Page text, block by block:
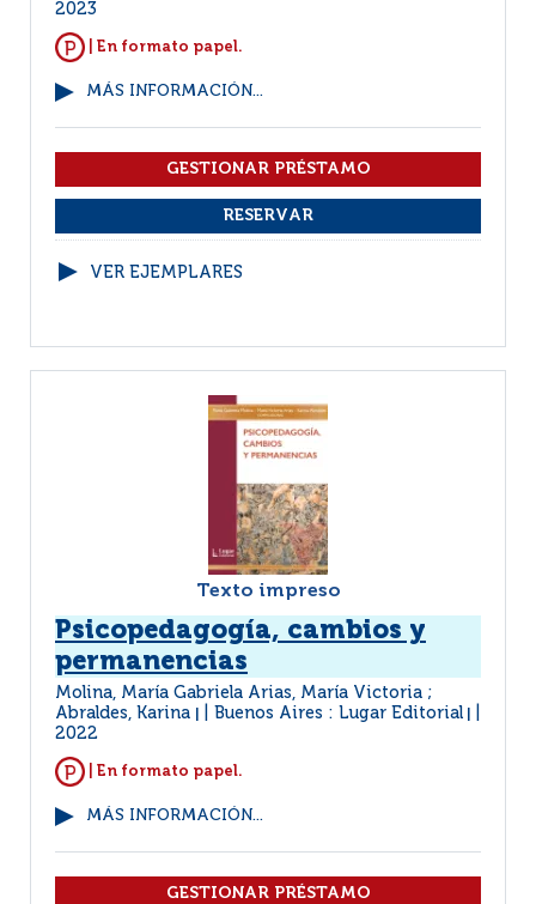
2023
| En formato papel.
MÁS INFORMACIÓN...
VER EJEMPLARES
Texto impreso
Psicopedagogía, cambios y
permanencias
Molina, María Gabriela Arias, María Victoria ;
Abraldes, Karina
Buenos Aires : Lugar Editorial
2022
| En formato papel.
MÁS INFORMACIÓN...